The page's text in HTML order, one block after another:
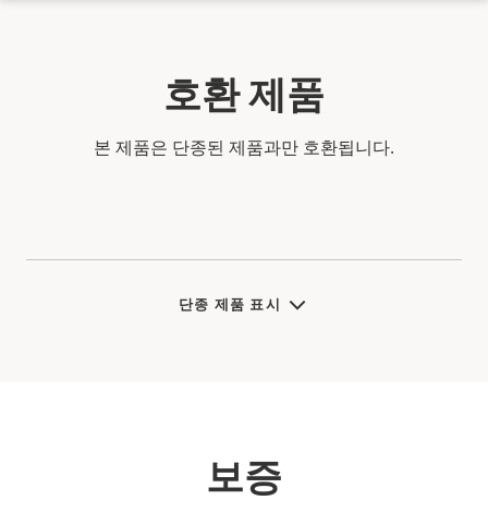
호환 제품
본 제품은 단종된 제품과만 호환됩니다.
단종 제품 표시
보증